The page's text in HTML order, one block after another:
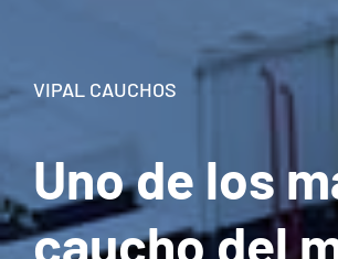
VIPAL CAUCHOS
Uno de los
caucho del